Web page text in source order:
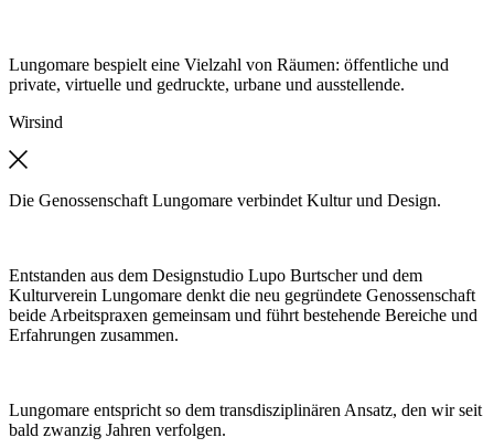
Lungomare bespielt eine Vielzahl von Räumen: öffentliche und
private, virtuelle und gedruckte, urbane und ausstellende.
Wirsind
Die Genossenschaft Lungomare verbindet Kultur und Design.
Entstanden aus dem Designstudio Lupo Burtscher und dem
Kulturverein Lungomare denkt die neu gegründete Genossenschaft
beide Arbeitspraxen gemeinsam und führt bestehende Bereiche und
Erfahrungen zusammen.
Lungomare entspricht so dem transdisziplinären Ansatz, den wir seit
bald zwanzig Jahren verfolgen.